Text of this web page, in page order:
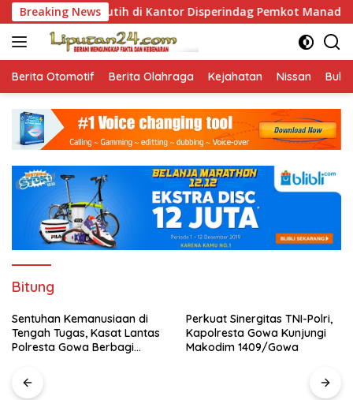
Skip
to
content
Breaking News
Merah Putih di Kantor Disperindag Pemkot Manado yang
Berita Otomotif Berita Olahraga Kejahatan Nissan
Bitung
Sentuhan Kemanusiaan di
Tengah Tugas, Kasat Lantas
Polresta Gowa Berbagi
Perkuat Sinergitas TNI-Polri,
Kapolresta Gowa Kunjungi
Makodim 1409/Gowa